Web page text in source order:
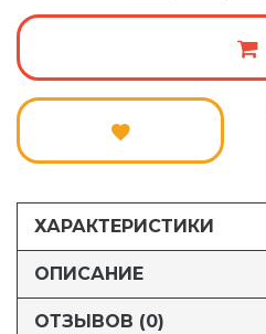
ХАРАКТЕРИСТИКИ
ОПИСАНИЕ
ОТЗЫВОВ (0)